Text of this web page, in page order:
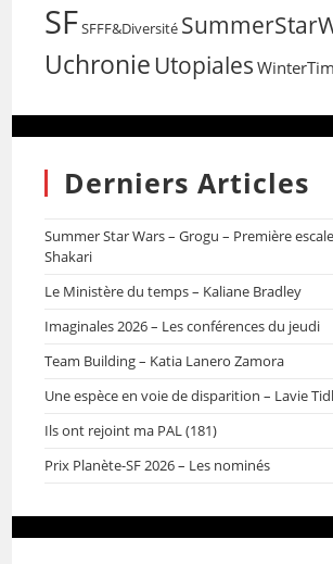
SFSFFF&Diversité
Uchronie Utopiales
Derniers Articles
Summer Star Wars – Grogu – Première
Shakari
Le Ministère du temps – Kaliane Bradley
Imaginales 2026 – Les conférences du jeudi
Team Building – Katia Lanero Zamora
Une espèce en voie de disparition – Lavie
Ils ont rejoint ma PAL (181)
Prix Planète-SF 2026 – Les nominés